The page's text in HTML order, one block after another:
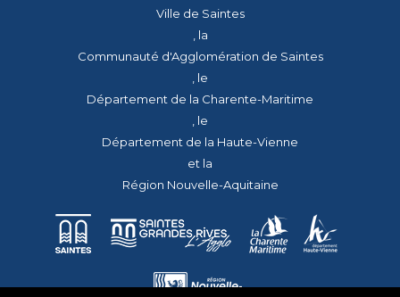
Ville de Saintes
, la
Communauté d'Agglomération de Saintes
, le
Département de la Charente-Maritime
, le
Département de la Haute-Vienne
et la
Région Nouvelle-Aquitaine